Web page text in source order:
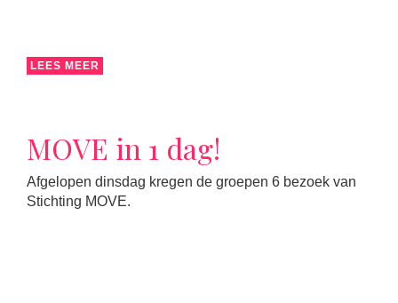
LEES MEER
MOVE in 1 dag!
Afgelopen dinsdag kregen de groepen 6 bezoek van
Stichting MOVE.